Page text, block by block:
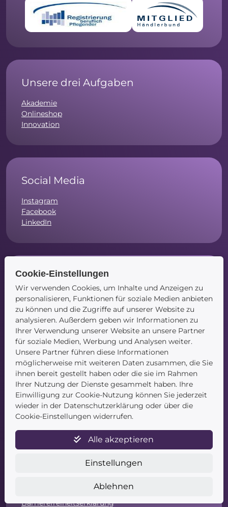
Unsere drei Aufgaben
Akademie
Onlineshop
Innovation
Social Media
Instagram
Facebook
LinkedIn
Navigation
Startseite
Blog
Kontakt
Service
Newsletter
Datenschutz
Widerrufsformular
Barrierefreiheitserklärung
Cookie-Einstellungen
Wir verwenden Cookies, um Inhalte und Anzeigen zu
personalisieren, Funktionen für soziale Medien anbieten
zu können und die Zugriffe auf unserer Website zu
analysieren. Außerdem geben wir Informationen zu
Ihrer Verwendung unserer Website an unsere Partner
für soziale Medien, Werbung und Analysen weiter.
Unsere Partner führen diese Informationen
möglicherweise mit weiteren Daten zusammen, die Sie
ihnen bereit gestellt haben oder die sie im Rahmen
Ihrer Nutzung der Dienste gesammelt haben. Ihre
Einwilligung zur Cookie-Nutzung können Sie jederzeit
wieder in der Datenschutzerklärung oder über die
Cookie-Einstellungen widerrufen.
Alle akzeptieren
Einstellungen
Ablehnen